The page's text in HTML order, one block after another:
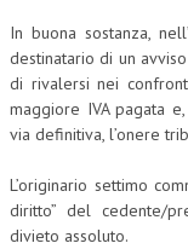
PERSONA E
DIRITTO
DIRITTO DEL
In buona sostanza,
destinatario di un
di rivalersi nei
maggiore IVA pagata
via definitiva, l’onere
L’originario settimo
diritto” del cedente/
divieto assoluto.